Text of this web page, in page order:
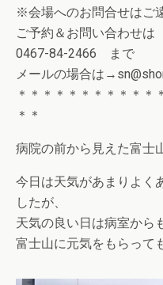
※会場へのお問合せはご
ご予約＆お問い合わせは
0467-84-2466 まで
メールの場合は
＊＊＊＊＊＊＊＊＊＊＊
＊＊
病院の前から見えた富士
今日は天気があまりよく
したが、
天気の良い日は病室から
富士山に元気をもらって